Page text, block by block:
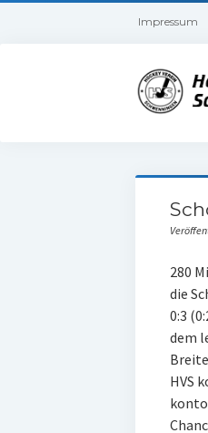
Impressum
280
die
0:3
dem
HVS